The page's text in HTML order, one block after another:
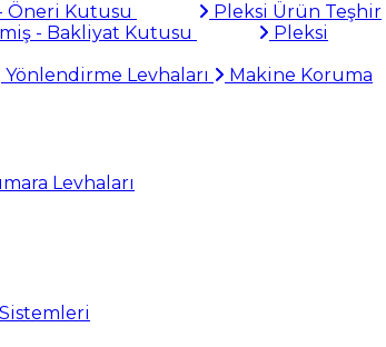
Öneri Kutusu
Pleksi Ürün Teşhir
- Bakliyat Kutusu
Pleksi
Yönlendirme Levhaları
Makine Koruma
Levhaları